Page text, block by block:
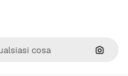
Cerca